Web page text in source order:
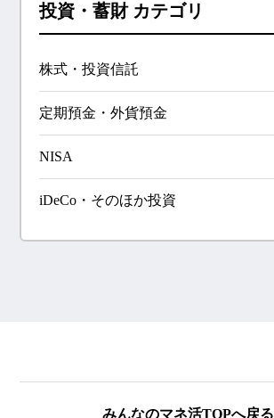
投資・蓄財 カテゴリ
株式・投資信託
定期預金・外貨預金
NISA
iDeCo・そのほか投資
みんなのマネ活TOPへ戻る